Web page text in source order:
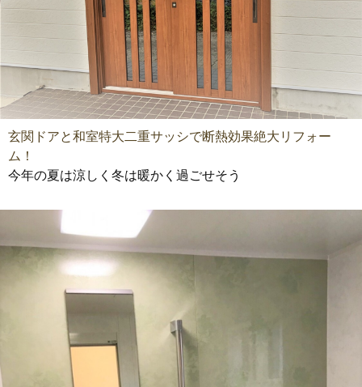
玄関ドアと和室特大二重サッシで断熱効果絶大リフォー
ム！
今年の夏は涼しく冬は暖かく過ごせそう